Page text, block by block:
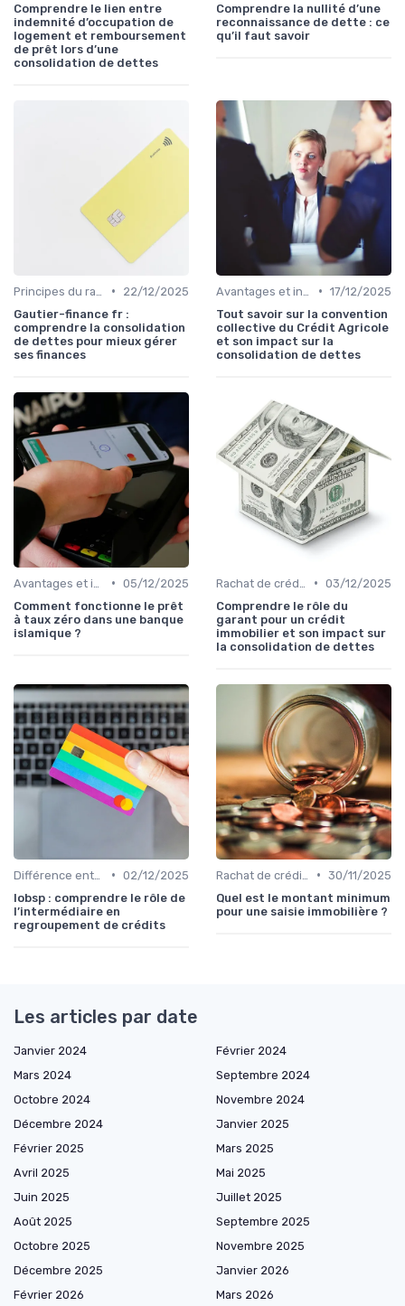
Comprendre le lien entre
indemnité d’occupation de
logement et remboursement
de prêt lors d’une
consolidation de dettes
Comprendre la nullité d’une
reconnaissance de dette : ce
qu’il faut savoir
•
22/12/2025
Gautier-finance fr :
comprendre la consolidation
de dettes pour mieux gérer
ses finances
• 17/12/2025
Tout savoir sur la convention
collective du Crédit Agricole
et son impact sur la
consolidation de dettes
• 05/12/2025
Comment fonctionne le prêt
à taux zéro dans une banque
islamique ?
• 03/12/2025
Comprendre le rôle du
garant pour un crédit
immobilier et son impact sur
la consolidation de dettes
• 02/12/2025
Iobsp : comprendre le rôle de
l’intermédiaire en
regroupement de crédits
• 30/11/2025
Quel est le montant minimum
pour une saisie immobilière ?
Les articles par date
Janvier 2024
Février 2024
Mars 2024
Septembre 2024
Octobre 2024
Novembre 2024
Décembre 2024
Janvier 2025
Février 2025
Mars 2025
Avril 2025
Mai 2025
Juin 2025
Juillet 2025
Août 2025
Septembre 2025
Octobre 2025
Novembre 2025
Décembre 2025
Janvier 2026
Février 2026
Mars 2026